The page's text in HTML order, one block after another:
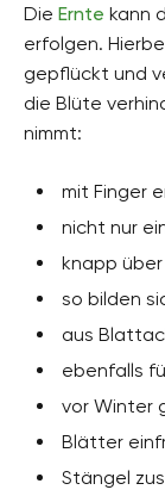
Die Ernte kann
erfolgen.
gepflückt und
die Blüte
nimmt:
mit Finger
nicht nur
knapp
so bilden
aus
ebenfalls
vor Winter
Blätter
Stängel